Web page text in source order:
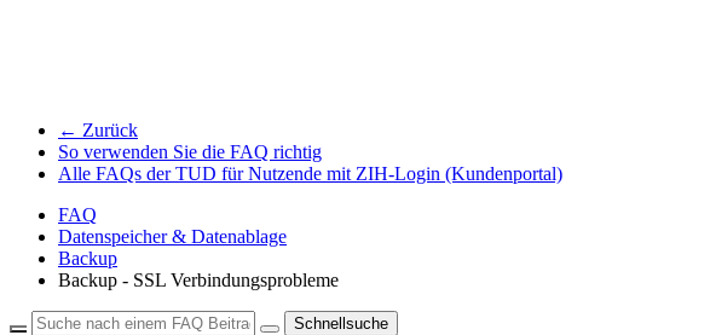
← Zurück
So verwenden Sie die FAQ richtig
Alle FAQs der TUD für Nutzende mit ZIH-Login (Kundenportal)
FAQ
Datenspeicher & Datenablage
Backup
Backup - SSL Verbindungsprobleme
Schnellsuche